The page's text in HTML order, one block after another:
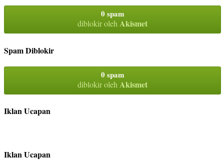
0 spam
diblokir olehAkismet
Spam Diblokir
0 spam
diblokir oleh Akismet
Iklan Ucapan
Iklan Ucapan